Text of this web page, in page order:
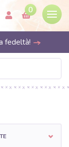
0
fedeltà!